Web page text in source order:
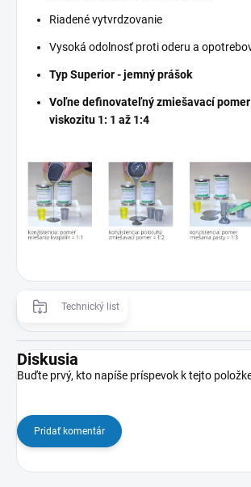
Riadené vytvrdzovanie
Vysoká odolnosť proti oderu a
Typ Superior - jemný prášok
Voľne definovateľný zmiešavací
viskozitu 1: 1 až 1:4
Technický list
Diskusia
Buďte prvý, kto napíše príspevok k tejto
Pridať komentár